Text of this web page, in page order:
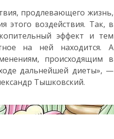
продлевающего жизнь,
этого воздействия. Так, в
эффект и тем
на ней находится. А
происходящим в
дальнейшей диеты», —
Тышковский.